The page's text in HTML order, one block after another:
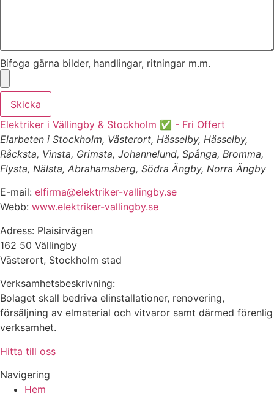
Bifoga gärna bilder, handlingar, ritningar m.m.
Skicka
Elektriker i Vällingby & Stockholm ✅ - Fri Offert
Elarbeten i Stockholm, Västerort, Hässelby, Hässelby,
Råcksta, Vinsta, Grimsta, Johannelund, Spånga, Bromma,
Flysta, Nälsta, Abrahamsberg, Södra Ängby, Norra Ängby
E-mail: elfirma@elektriker-vallingby.se
Webb: www.elektriker-vallingby.se
Adress: Plaisirvägen
162 50 Vällingby
Västerort, Stockholm stad
Verksamhetsbeskrivning:
Bolaget skall bedriva elinstallationer, renovering,
försäljning av elmaterial och vitvaror samt därmed förenlig
verksamhet.
Hitta till oss
Navigering
Hem